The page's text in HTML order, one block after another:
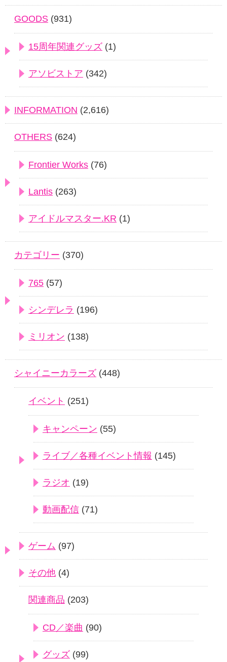
GOODS (931)
15周年関連グッズ (1)
アソビストア (342)
INFORMATION (2,616)
OTHERS (624)
Frontier Works (76)
Lantis (263)
アイドルマスター.KR (1)
カテゴリー (370)
765 (57)
シンデレラ (196)
ミリオン (138)
シャイニーカラーズ (448)
イベント (251)
キャンペーン (55)
ライブ／各種イベント情報 (145)
ラジオ (19)
動画配信 (71)
ゲーム (97)
その他 (4)
関連商品 (203)
CD／楽曲 (90)
グッズ (99)